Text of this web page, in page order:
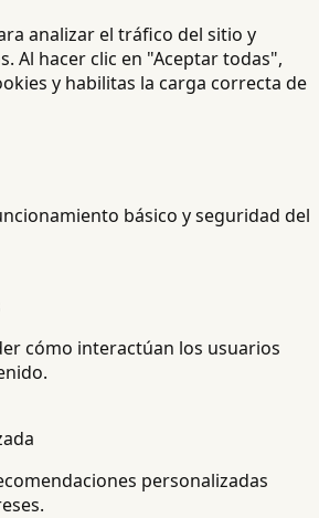
analizar el tráfico del sitio y
Al hacer clic en "Aceptar todas",
y habilitas la carga correcta de
básico y seguridad del
cómo interactúan los usuarios
personalizadas